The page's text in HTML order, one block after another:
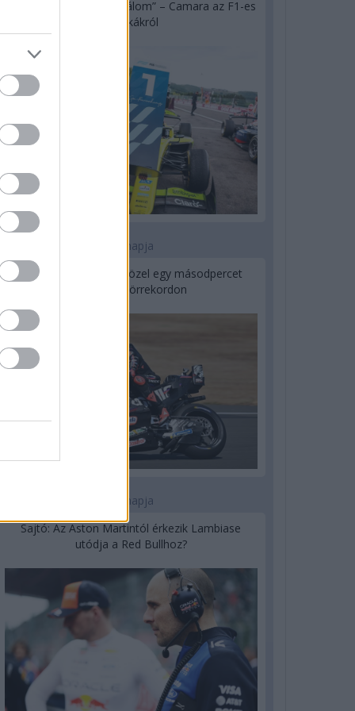
„Jó látni, hogy közel az álom” – Camara az F1-es
pletykákról
1 napja
MotoGP: Bezzecchi közel egy másodpercet
javított a körrekordon
1 napja
Sajtó: Az Aston Martintól érkezik Lambiase
utódja a Red Bullhoz?